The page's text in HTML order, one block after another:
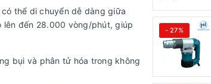
thể di chuyển dễ dàng giữa
lên đến 28.000 vòng/phút, giúp
bụi và phân tử hóa trong không
- 27%